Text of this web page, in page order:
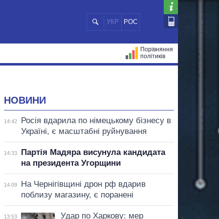
УКР РОС
Порівняння
політиків
НОВИНИ
14:42
Росія вдарила по німецькому бізнесу в
Україні, є масштабні руйнування
14:33
Партія Мадяра висунула кандидата
на президента Угорщини
14:09
На Чернігівщині дрон рф вдарив
поблизу магазину, є поранені
13:53
Удар по Харкову: мер